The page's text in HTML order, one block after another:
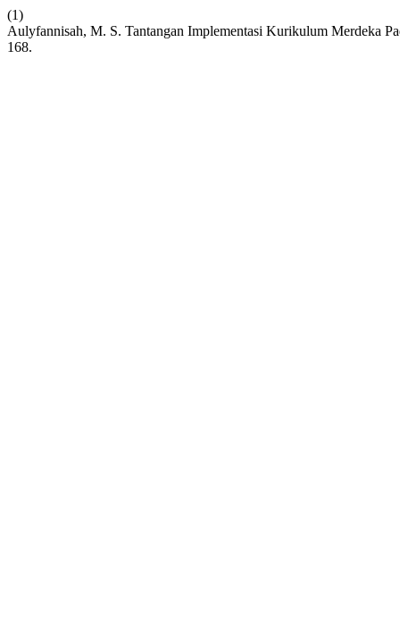
(1)
Aulyfannisah, M. S. Tantangan Implementasi Kurikulum Merdeka
168.